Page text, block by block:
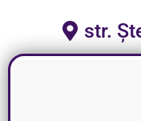
str.